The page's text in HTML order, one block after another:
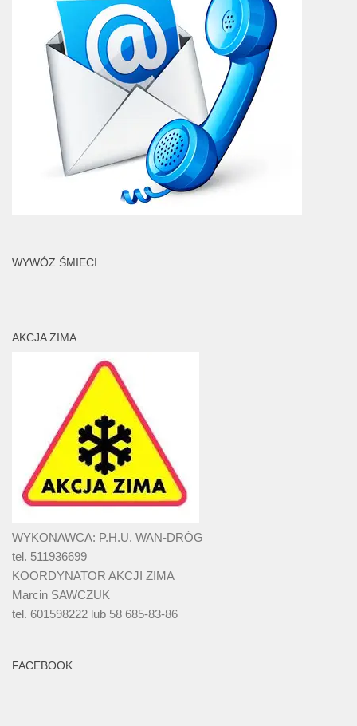
WYWÓZ ŚMIECI
AKCJA ZIMA
WYKONAWCA: P.H.U. WAN-DRÓG
tel. 511936699
KOORDYNATOR AKCJI ZIMA
Marcin SAWCZUK
tel. 601598222 lub 58 685-83-86
FACEBOOK